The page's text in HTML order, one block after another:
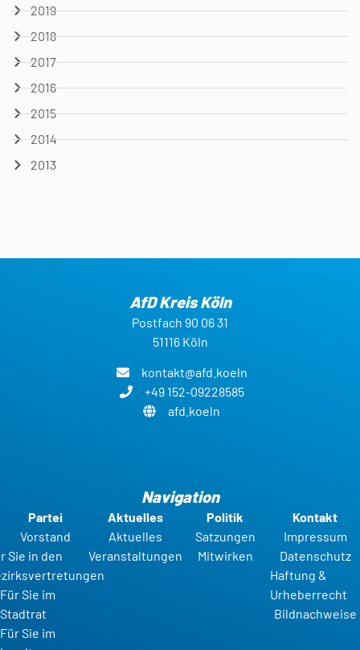
2019
2018
2017
2016
2015
2014
2013
AfD Kreis Köln
Postfach 90 06 31
51116 Köln
kontakt@afd.koeln
+49 152-09228585
afd.koeln
Navigation
Partei
Vorstand
Sie in den
Für Sie im
Stadtrat
Für Sie im
Aktuelles
Aktuelles
Veranstaltungen
Politik
Satzungen
Mitwirken
Kontakt
Impressum
Datenschutz
Haftung &
Urheberrecht
Bildnachweise